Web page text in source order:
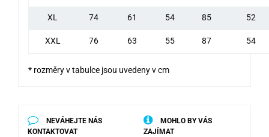
XL 74 61 54 85 52
XXL 76 63 55 87 54
* rozměry v tabulce jsou uvedeny v cm
NEVÁHEJTE NÁS
KONTAKTOVAT
MOHLO BY VÁS
ZAJÍMAT